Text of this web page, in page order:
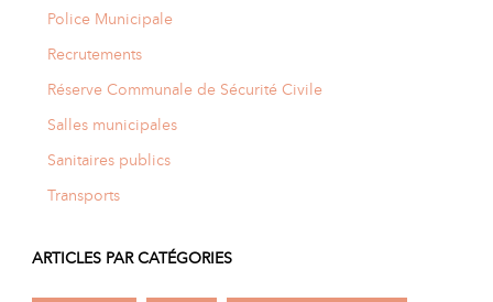
Police Municipale
Recrutements
Réserve Communale de Sécurité Civile
Salles municipales
Sanitaires publics
Transports
ARTICLES PAR CATÉGORIES